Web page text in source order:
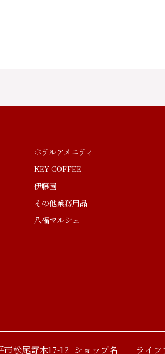
ホテルアメニティ
KEY COFFEE
伊藤園
その他業務用品
八福マルシェ
松尾寄木17-12 ショップ名 ライフ